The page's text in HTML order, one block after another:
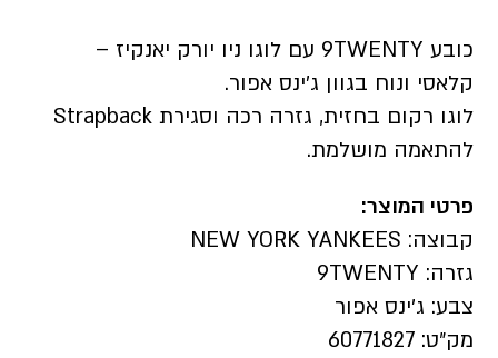
כובע 9TWENTY עם לוגו ניו יורק יאנקיז –
קלאסי ונוח בגוון ג׳ינס אפור.
לוגו רקום בחזית, גזרה רכה וסגירת Strapback
להתאמה מושלמת.
פרטי המוצר:
קבוצה: NEW YORK YANKEES
גזרה: 9TWENTY
צבע: ג׳ינס אפור
מק״ט: 60771827